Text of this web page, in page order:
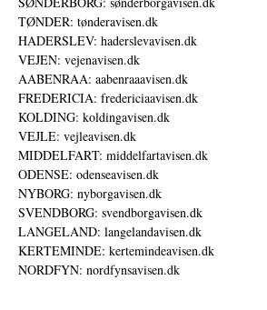
TØNDER: tønderavisen.dk
HADERSLEV: haderslevavisen.dk
VEJEN: vejenavisen.dk
AABENRAA: aabenraaavisen.dk
FREDERICIA: fredericiaavisen.dk
KOLDING: koldingavisen.dk
VEJLE: vejleavisen.dk
MIDDELFART: middelfartavisen.dk
ODENSE: odenseavisen.dk
NYBORG: nyborgavisen.dk
SVENDBORG: svendborgavisen.dk
LANGELAND: langelandavisen.dk
KERTEMINDE: kertemindeavisen.dk
NORDFYN: nordfynsavisen.dk